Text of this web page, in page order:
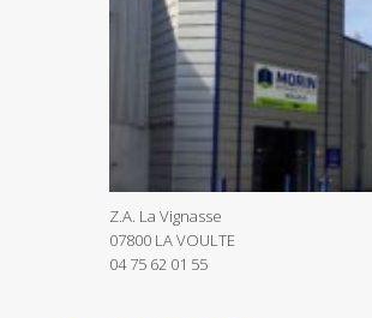
Z.A. La Vignasse
07800 LA VOULTE
04 75 62 01 55